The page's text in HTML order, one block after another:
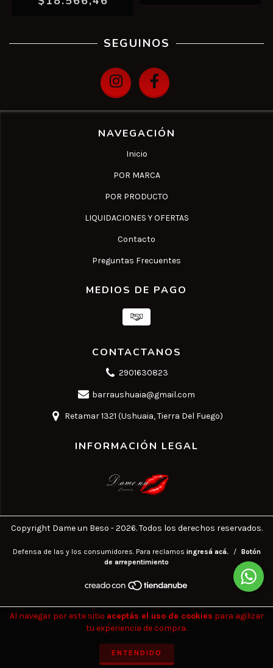
Al navegar por este sitio aceptás el uso de cookies para agilizar
tu experiencia de compra.
ENTENDIDO
SEGUINOS
NAVEGACIÓN
Inicio
POR MARCA
POR PRODUCTO
LIQUIDACIONES Y OFERTAS
Contacto
Preguntas Frecuentes
MEDIOS DE PAGO
CONTACTANOS
2901630823
barraushuaia@gmail.com
Retamar 1321 (Ushuaia, Tierra Del Fuego)
INFORMACIÓN LEGAL
Copyright Dame un Beso - 2026. Todos los derechos reservados.
Defensa de las y los consumidores. Para reclamos ingresá acá. /
Botón
de arrepentimiento